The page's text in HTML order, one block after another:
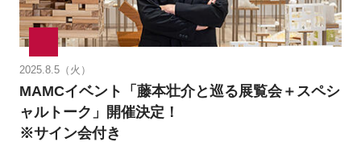
2025.8.5（火）
MAMCイベント「藤本壮介と巡る展覧会＋スペシ
ャルトーク」開催決定！
※サイン会付き